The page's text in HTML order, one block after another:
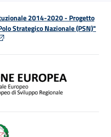
2014-2020 - Progetto
Strategico Nazionale (PSN)"